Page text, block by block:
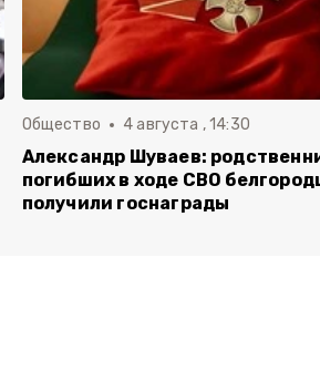
Общество 4 августа , 14:30
Александр Шуваев:
погибших в ходе СВО
получили госнаграды